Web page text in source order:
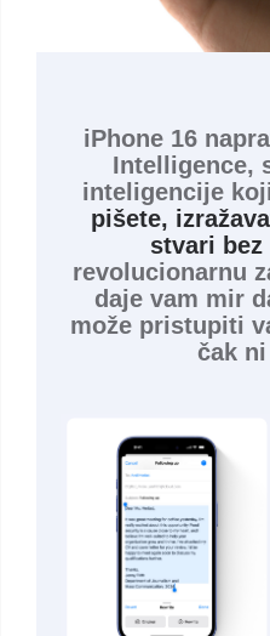
iPhone 16
Intelligence,
inteligencije
pišete,
stvari bez
revolucionarnu
daje vam mir
može pristupiti
čak